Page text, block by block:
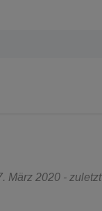
März 2020 - zuletzt